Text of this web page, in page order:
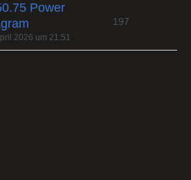
Power
2026 um 21:51
197